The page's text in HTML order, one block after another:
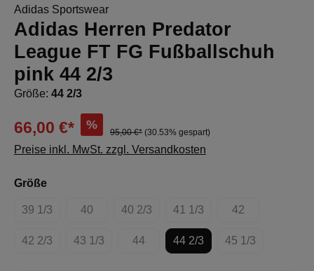
Adidas Sportswear
Adidas Herren Predator
League FT FG Fußballschuh
pink 44 2/3
Größe: 44 2/3
66,00 €* %
95,00 €* (30.53% gespart)
Preise inkl. MwSt. zzgl. Versandkosten
Größeauswählen
39 1/3
(Diese Option ist zurzeit nicht verfügbar.)
40
(Diese Option ist zurzeit nicht verfügbar.)
40 2/3
(Diese Option ist zurzeit nicht
41 1/3
(Diese Option ist zurzeit
42
(Diese Option
42 2/3
(Diese Option ist zurzeit nicht verfügbar.)
43 1/3
(Diese Option ist zurzeit nicht verfügbar.)
44
(Diese Option ist zurzeit nicht
44 2/3 45 1/3
(Diese Option